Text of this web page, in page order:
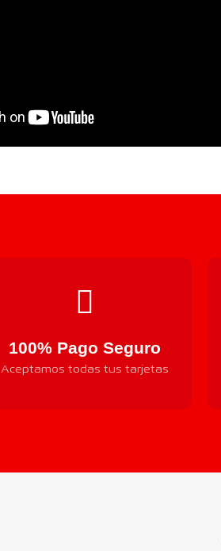
100% Pago Seguro
Aceptamos todas tus tarjetas